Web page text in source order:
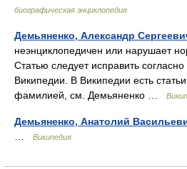
биографическая энциклопедия
Демьяненко, Александр
неэнциклопедичен или нарушает
Статью следует исправить
Википедии. В Википедии есть
фамилией, см. Демьяненко …
Демьяненко, Анатолий
Википедия